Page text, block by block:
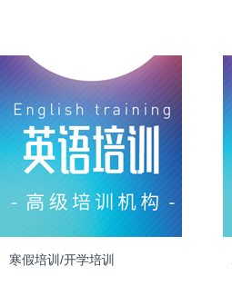
寒假培训/开学培训